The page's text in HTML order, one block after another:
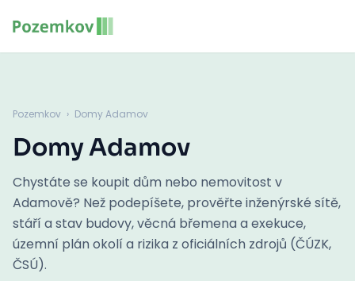
Pozemkov › Domy Adamov
Domy Adamov
Chystáte se koupit dům nebo nemovitost v
Adamově? Než podepíšete, prověřte inženýrské sítě,
stáří a stav budovy, věcná břemena a exekuce,
územní plán okolí a rizika z oficiálních zdrojů (ČÚZK,
ČSÚ).